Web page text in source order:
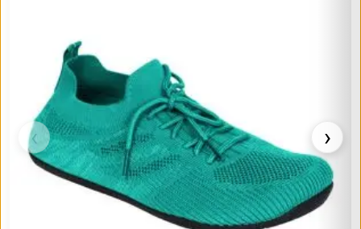
‹ ›